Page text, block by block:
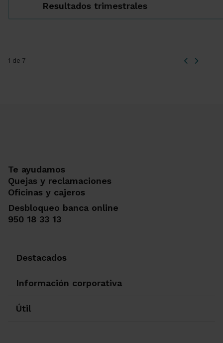
Resultados trimestrales
1 de 7
Te ayudamos
Quejas y reclamaciones
Oficinas y cajeros
Desbloqueo banca online
950 18 33 13
Destacados
Información corporativa
Útil